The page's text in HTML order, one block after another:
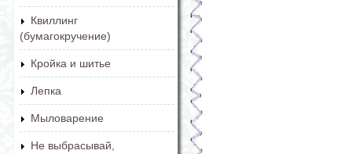
Квиллинг
(бумагокручение)
Кройка и шитье
Лепка
Мыловарение
Не выбрасывай,